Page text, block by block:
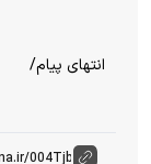
انتهای پیام/